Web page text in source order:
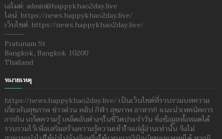
เอไมด์: admin@happykhao2day.live
ไลน์: https://news.happykhao2day.live/
เว็บไซต์: https://news.happykhao2day.live/
--------
Pratunam St
Bangkok, Bangkok 10200
Thailand
หมายเหตุ
https://news.happykhao2day.live/ เป็นเว็บไซต์ที่รวบรวมบทความ
เกี่ยวกับสุขภาพ ข่าวด่วน คลิป กีฬา สุขภาพ อาหาร!! แนะนำเทคนิคการ
การกิน เกร็ดความรู้ เคล็ดลับต่างๆในชีวิตประจำวัน ซึ่งข้อมูลทั้งหมดได้
รวบรวมไว้เพื่อเสริมสร้างความรู้ความเข้าใจแก่ผู้อ่านเท่านั้น จึงไม่